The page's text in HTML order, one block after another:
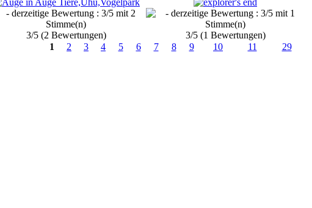
3/5 (2 Bewertungen)
3/5 (1 Bewertungen)
1 2 3 4 5 6 7 8 9 10 11 29